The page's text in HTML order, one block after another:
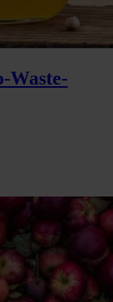
Waste-